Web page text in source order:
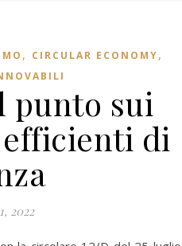
, CIRCULAR ECONOMY,
punto sui
efficienti di
2022